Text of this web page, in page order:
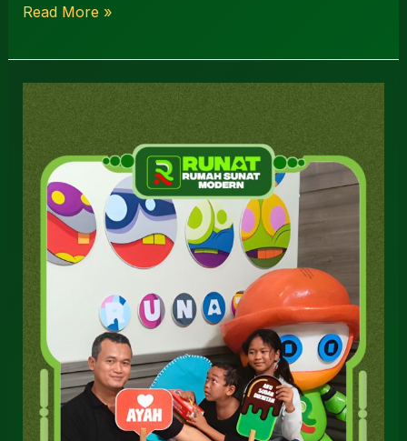
Read More »
Rekomendasi
Perbaikan
Sidoarjo